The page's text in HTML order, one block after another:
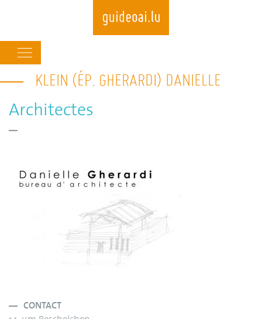
Skip
to
navigation
KLEIN (ÉP. GHERARDI) DANIELLE
Architectes
CONTACT